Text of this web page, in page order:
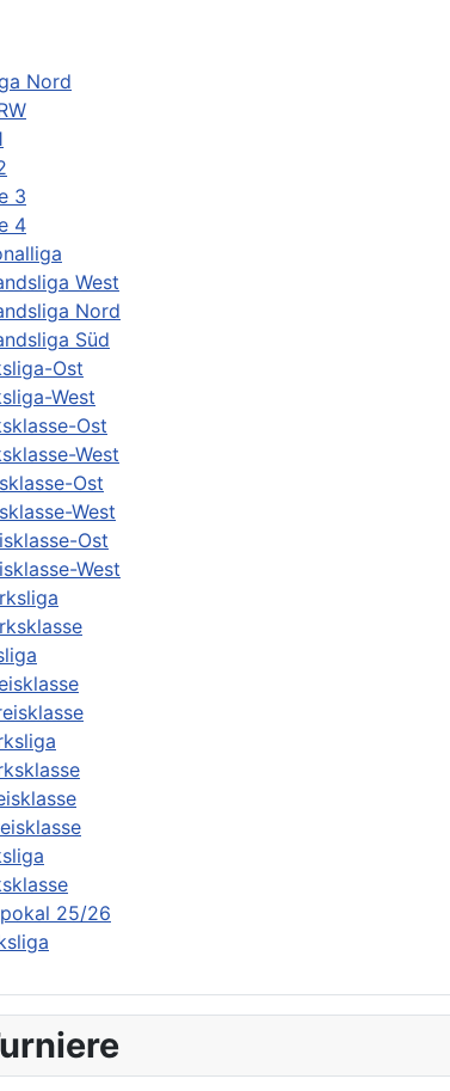
Nord
3
4
West
Nord
Süd
Ost
West
Ost
West
Ost
West
Ost
West
25/26